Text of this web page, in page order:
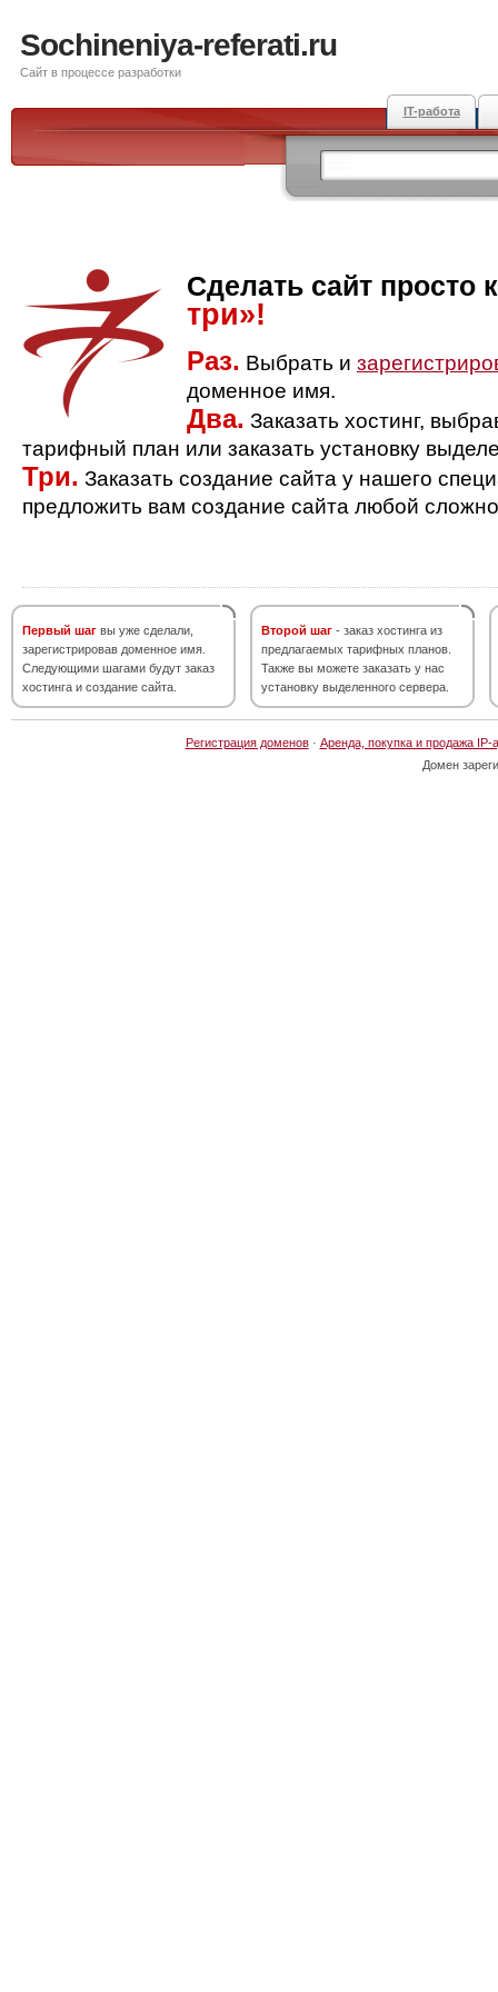
Sochineniya-referati.ru
Сайт в процессе разработки
IT-работа
Сделать сайт просто
три»!
Раз. Выбрать и
доменное имя.
Два. Заказать хостинг,
тарифный план или заказать установку
Три. Заказать создание сайта у нашего
предложить вам создание сайта любой
Первый шаг вы уже сделали,
зарегистрировав доменное имя.
Следующими шагами будут заказ
хостинга и создание сайта.
Второй шаг - заказ хостинга из
предлагаемых тарифных планов.
Также вы можете заказать у нас
установку выделенного сервера.
Регистрация доменов· Аренда, покупка и продажа IP-
Домен